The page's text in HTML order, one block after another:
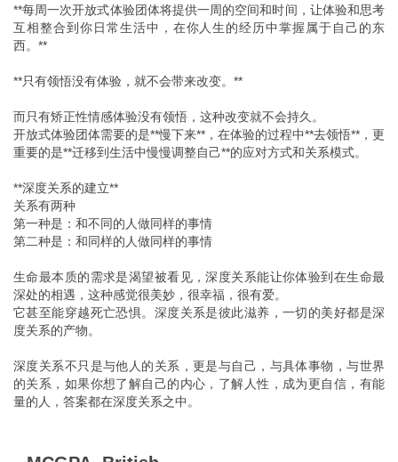
**每周一次开放式体验团体将提供一周的空间和时间，让体验和思考
互相整合到你日常生活中，在你人生的经历中掌握属于自己的东
西。**
**只有领悟没有体验，就不会带来改变。**
而只有矫正性情感体验没有领悟，这种改变就不会持久。
开放式体验团体需要的是**慢下来**，在体验的过程中**去领悟**，更
重要的是**迁移到生活中慢慢调整自己**的应对方式和关系模式。
**深度关系的建立**
关系有两种
第一种是：和不同的人做同样的事情
第二种是：和同样的人做同样的事情
生命最本质的需求是渴望被看见，深度关系能让你体验到在生命最
深处的相遇，这种感觉很美妙，很幸福，很有爱。
它甚至能穿越死亡恐惧。深度关系是彼此滋养，一切的美好都是深
度关系的产物。
深度关系不只是与他人的关系，更是与自己，与具体事物，与世界
的关系，如果你想了解自己的内心，了解人性，成为更自信，有能
量的人，答案都在深度关系之中。